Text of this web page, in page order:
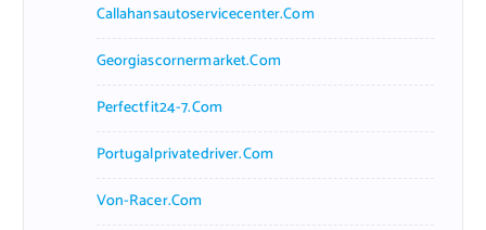
Callahansautoservicecenter.com
Georgiascornermarket.com
Perfectfit24-7.com
Portugalprivatedriver.com
Von-Racer.com